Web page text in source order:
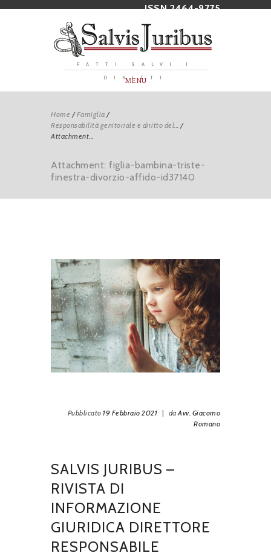
ISSN 2464-9775
FATTI SALVI I
DIRITTI
MENU
Home /Famiglia /
Responsabilità genitoriale e diritto del... /
Attachment...
Attachment: figlia-bambina-triste-
finestra-divorzio-affido-id37140
Pubblicato 19 Febbraio 2021 | da Avv. Giacomo
Romano
SALVIS JURIBUS –
RIVISTA DI
INFORMAZIONE
GIURIDICA DIRETTORE
RESPONSABILE